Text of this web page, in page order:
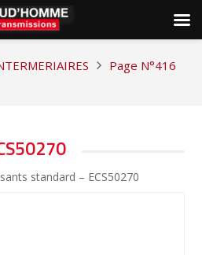
Page N°416
standard – ECS50270